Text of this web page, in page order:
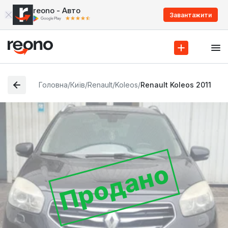
reono - Авто Завантажити
Головна/Київ/Renault/Koleos/Renault Koleos 2011
Продано